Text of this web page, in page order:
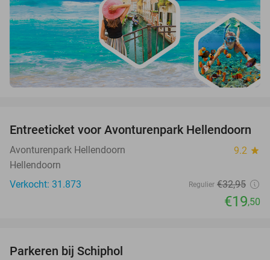
41%
Entreeticket voor Avonturenpark Hellendoorn
Avonturenpark Hellendoorn 9.2 star
Hellendoorn
Verkocht: 31.873
Regulier €32,95
€19,50
Parkeren bij Schiphol